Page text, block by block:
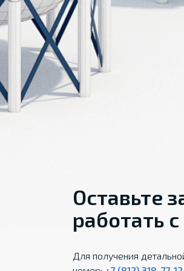
Оставьте
работать
Для получения